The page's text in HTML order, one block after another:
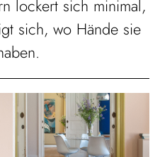
lockert sich minimal,
sich, wo Hände sie